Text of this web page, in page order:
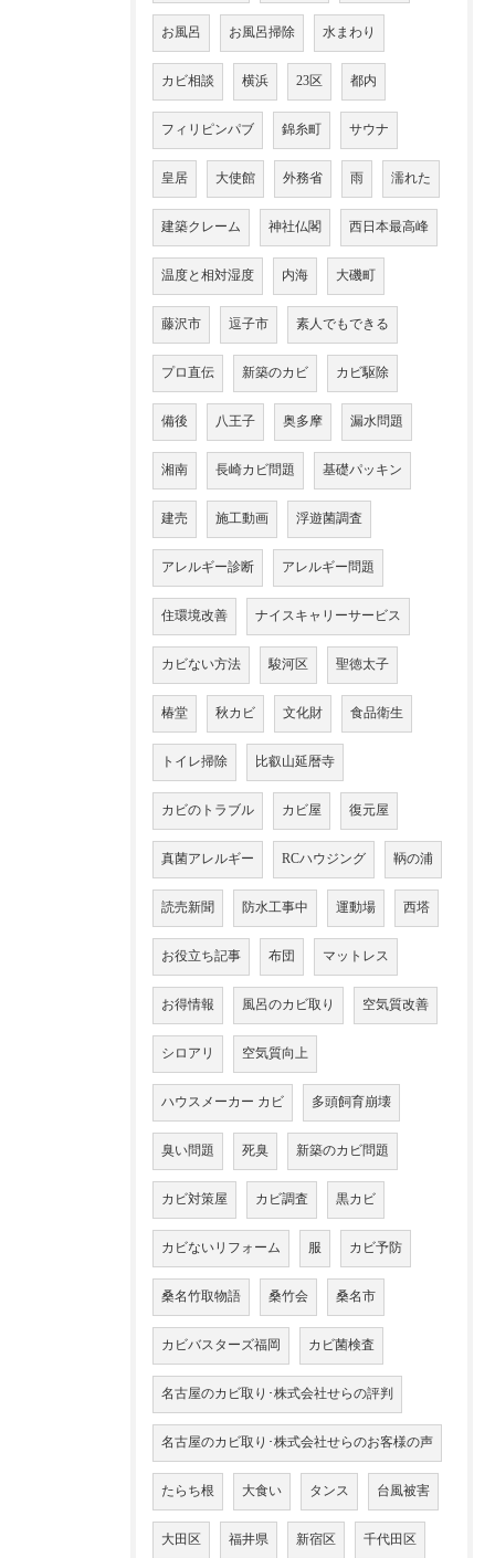
お風呂 お風呂掃除 水まわり
カビ相談 横浜 23区 都内
フィリピンパブ 錦糸町 サウナ
皇居 大使館 外務省 雨 濡れた
建築クレーム 神社仏閣 西日本最高峰
温度と相対湿度 内海 大磯町
藤沢市 逗子市 素人でもできる
プロ直伝 新築のカビ カビ駆除
備後 八王子 奥多摩 漏水問題
湘南 長崎カビ問題 基礎パッキン
建売 施工動画 浮遊菌調査
アレルギー診断 アレルギー問題
住環境改善 ナイスキャリーサービス
カビない方法 駿河区 聖徳太子
椿堂 秋カビ 文化財 食品衛生
トイレ掃除 比叡山延暦寺
カビのトラブル カビ屋 復元屋
真菌アレルギー RCハウジング 鞆の浦
読売新聞 防水工事中 運動場 西塔
お役立ち記事 布団 マットレス
お得情報 風呂のカビ取り 空気質改善
シロアリ 空気質向上
ハウスメーカー カビ 多頭飼育崩壊
臭い問題 死臭 新築のカビ問題
カビ対策屋 カビ調査 黒カビ
カビないリフォーム 服 カビ予防
桑名竹取物語 桑竹会 桑名市
カビバスターズ福岡 カビ菌検査
名古屋のカビ取り･株式会社せらの評判
名古屋のカビ取り･株式会社せらのお客様の声
たらち根 大食い タンス 台風被害
大田区 福井県 新宿区 千代田区